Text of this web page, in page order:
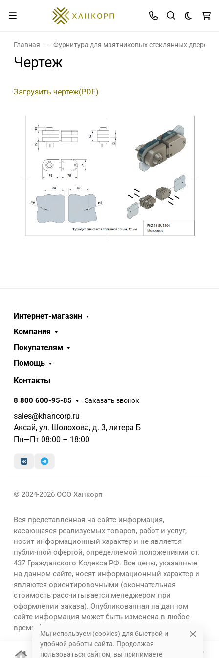
Темная
Главная Фурнитура для маятниковых стеклянных дверей и
Чертеж
Загрузить чертеж(PDF)
Интернет-магазин
Компания
Покупателям
Помощь
Контакты
8 800 600-95-85 Заказать звонок
sales@khancorp.ru
Аксай, ул. Шолохова, д. 3, литера Б
Пн—Пт 08:00 – 18:00
© 2024-2026 ООО Ханкорп
Вся представленная на сайте информация,
касающаяся реализуемых товаров, работ и услуг,
носит информационный характер и не является
публичной офертой, определяемой положениями ст.
437 Гражданского Кодекса РФ. Все цены, указанные
на данном сайте, носят информационный характер и
являются ориентировочными (окончательная
стоимость рассчитывается менеджером при
оформлении заказа). Опубликованная на данном
сайте информация может быть изменена в любое
время без предварительного уведомления.
Мы используем (cookies) для быстрой и
удобной работы сайта. Продолжая
пользоваться сайтом, вы принимаете